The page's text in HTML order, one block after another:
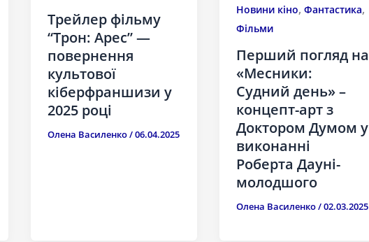
Трейлер фільму
“Трон: Арес” —
повернення
культової
кіберфраншизи у
2025 році
Олена Василенко/06.04.2025
Новини кіно,Фантастика,
Фільми
Перший погляд на
«Месники:
Судний день» –
концепт-арт з
Доктором Думом у
виконанні
Роберта Дауні-
молодшого
Олена Василенко/02.03.2025